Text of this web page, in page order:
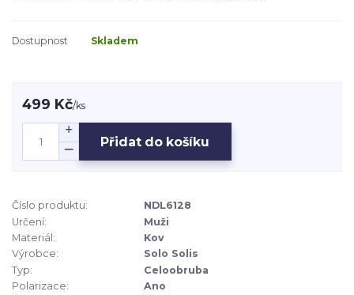
Dostupnost Skladem
499 Kč/ks
Přidat do košíku
Číslo produktu:
NDL6128
Určení:
Muži
Materiál:
Kov
Výrobce:
Solo Solis
Typ:
Celoobruba
Polarizace:
Ano